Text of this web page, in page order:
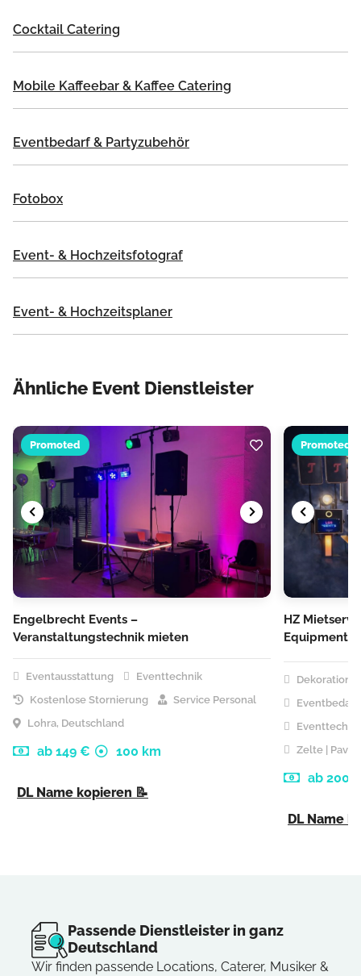
Cocktail Catering
Mobile Kaffeebar & Kaffee Catering
Eventbedarf & Partyzubehör
Fotobox
Event- & Hochzeitsfotograf
Event- & Hochzeitsplaner
Ähnliche Event Dienstleister
Promoted
Engelbrecht Events –
Veranstaltungstechnik mieten
Eventausstattung
Eventtechnik
Kostenlose Stornierung
Service Personal
Lohra, Deutschland
ab 149 € 100 km
DL Name kopieren 📝
Promoted
HZ
Equipment
Dekoration |
Eventbedarf
Zelte |
ab 200
DL Name
Passende Dienstleister in ganz
Deutschland
Wir finden passende Locations, Caterer, Musiker &